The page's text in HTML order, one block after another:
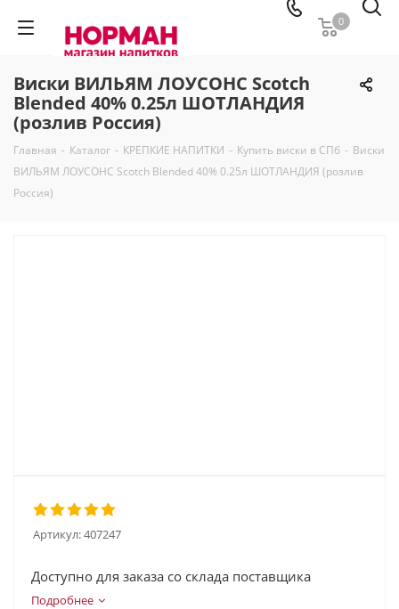
0
Виски ВИЛЬЯМ ЛОУСОНС Scotch
Blended 40% 0.25л ШОТЛАНДИЯ
(розлив Россия)
Главная - Каталог - КРЕПКИЕ НАПИТКИ - Купить виски в СПб - Виски
ВИЛЬЯМ ЛОУСОНС Scotch Blended 40% 0.25л ШОТЛАНДИЯ (розлив
Россия)
Артикул:407247
Доступно для заказа со склада поставщика
Подробнее